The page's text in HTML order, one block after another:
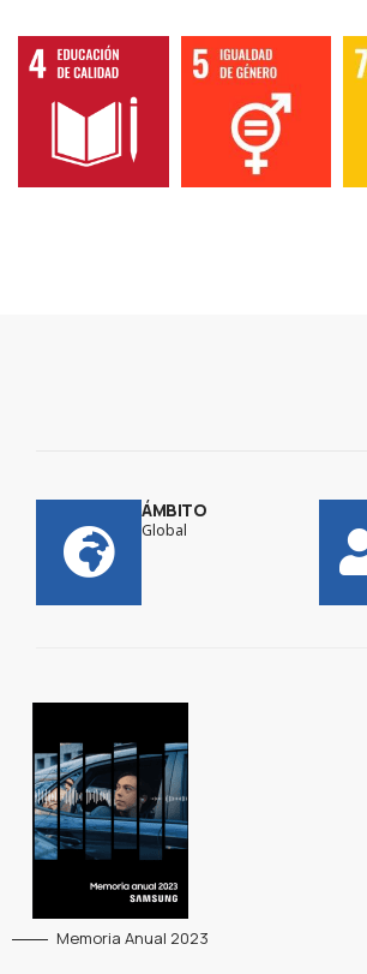
ÁMBITO
Global
Memoria Anual 2023